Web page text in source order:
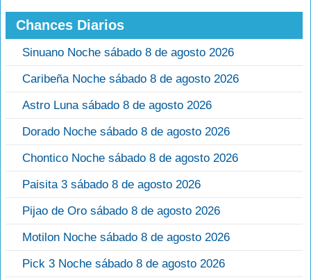
Chances Diarios
Sinuano Noche sábado 8 de agosto 2026
Caribeña Noche sábado 8 de agosto 2026
Astro Luna sábado 8 de agosto 2026
Dorado Noche sábado 8 de agosto 2026
Chontico Noche sábado 8 de agosto 2026
Paisita 3 sábado 8 de agosto 2026
Pijao de Oro sábado 8 de agosto 2026
Motilon Noche sábado 8 de agosto 2026
Pick 3 Noche sábado 8 de agosto 2026